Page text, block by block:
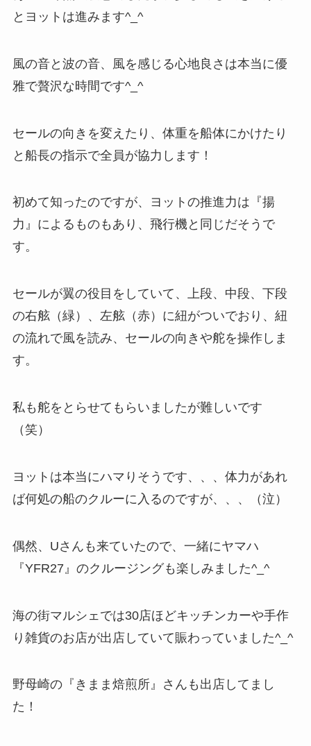
とヨットは進みます^_^
風の音と波の音、風を感じる心地良さは本当に優
雅で贅沢な時間です^_^
セールの向きを変えたり、体重を船体にかけたり
と船長の指示で全員が協力します！
初めて知ったのですが、ヨットの推進力は『揚
力』によるものもあり、飛行機と同じだそうで
す。
セールが翼の役目をしていて、上段、中段、下段
の右舷（緑）、左舷（赤）に紐がついでおり、紐
の流れで風を読み、セールの向きや舵を操作しま
す。
私も舵をとらせてもらいましたが難しいです
（笑）
ヨットは本当にハマりそうです、、、体力があれ
ば何処の船のクルーに入るのですが、、、（泣）
偶然、Uさんも来ていたので、一緒にヤマハ
『YFR27』のクルージングも楽しみました^_^
海の街マルシェでは30店ほどキッチンカーや手作
り雑貨のお店が出店していて賑わっていました^_^
野母崎の『きまま焙煎所』さんも出店してまし
た！